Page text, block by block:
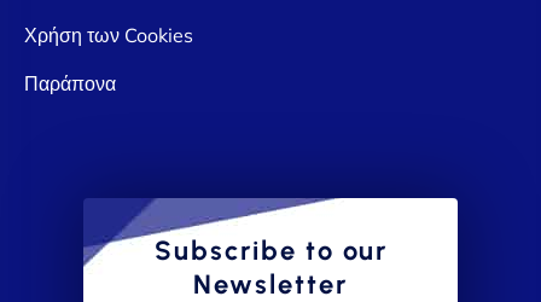
Χρήση των Cookies
Παράπονα
Subscribe to our
Newsletter